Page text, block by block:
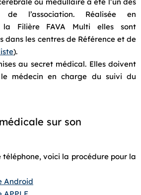
de l’association. Réalisée en
la Filière FAVA Multi elles sont
dans les centres de Référence et de
).
au secret médical. Elles doivent
médecin en charge du suivi du
sur son
téléphone, voici la procédure pour la
Android